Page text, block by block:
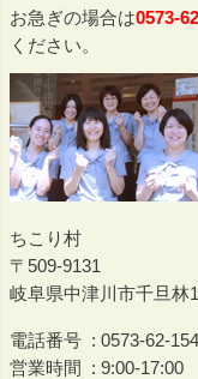
お急ぎの場合は0573-
ください。
ちこり村
509-9131
岐阜県中津川市千旦林
電話番号
0573-62-
営業時間
9:00-17:00